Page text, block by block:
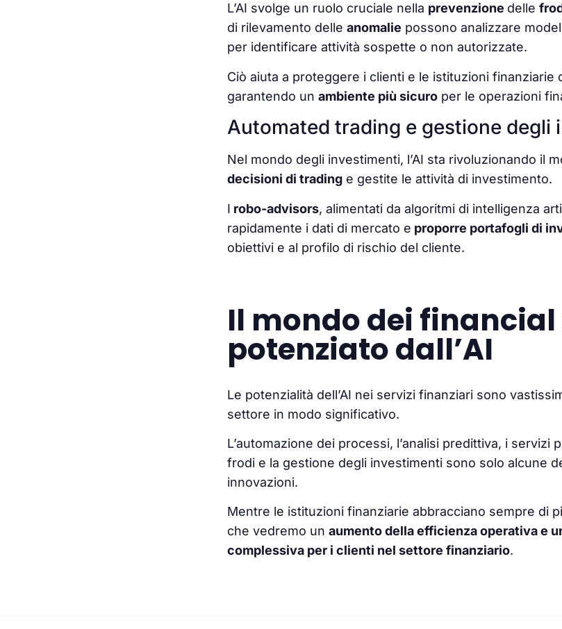
L’AI svolge un ruolo cruciale nella prevenzione delle
di rilevamento delle anomalie possono analizzare
per identificare attività sospette o non autorizzate.
Ciò aiuta a proteggere i clienti e le istituzioni finanziarie
garantendo un ambiente più sicuroper le operazioni
Automated trading e gestione degli
Nel mondo degli investimenti, l’AI sta rivoluzionando il
decisioni di tradinge gestite le attività di investimento.
I robo-advisors, alimentati da algoritmi di intelligenza
rapidamente i dati di mercato e proporre portafogli di
obiettivi e al profilo di rischio del cliente.
Il mondo dei financial
potenziato dall’AI
Le potenzialità dell’AI nei servizi finanziari sono
settore in modo significativo.
L’automazione dei processi, l’analisi predittiva, i servizi
frodi e la gestione degli investimenti sono solo alcune
innovazioni.
Mentre le istituzioni finanziarie abbracciano sempre di
che vedremo un aumento della efficienza operativa e
complessiva per i clienti nel settore finanziario.